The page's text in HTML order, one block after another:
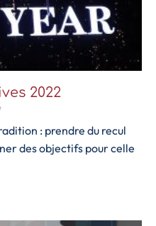
2022
: prendre du recul
des objectifs pour celle